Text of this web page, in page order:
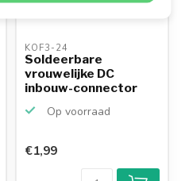
KOF3-24
Soldeerbare
vrouwelijke DC
inbouw-connector
Op voorraad
€1,99